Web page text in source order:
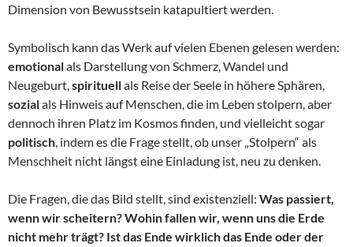
Dimension von Bewusstsein katapultiert werden.
Symbolisch kann das Werk auf vielen Ebenen gelesen werden:
emotionalals Darstellung von Schmerz, Wandel und
Neugeburt, spirituellals Reise der Seele in höhere Sphären,
sozialals Hinweis auf Menschen, die im Leben stolpern, aber
dennoch ihren Platz im Kosmos finden, und vielleicht sogar
politisch , indem es die Frage stellt, ob unser „Stolpern“ als
Menschheit nicht längst eine Einladung ist, neu zu denken.
Die Fragen, die das Bild stellt, sind existenziell: Was passiert,
wenn wir scheitern? Wohin fallen wir, wenn uns die Erde
nicht mehr trägt? Ist das Ende wirklich das Ende oder der